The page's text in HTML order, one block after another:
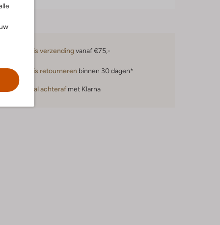
Gratis verzendingvanaf €75,-
Gratis retourneren binnen 30 dagen*
Betaal achteraf met Klarna